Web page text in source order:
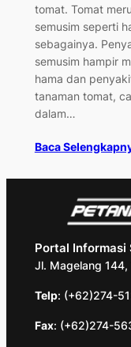
tomat. Tomat
semusim seperti
sebagainya.
semusim hampir
hama dan
tanaman tomat,
dalam…
Baca
Portal Informasi
Jl. Magelang
Telp: (+62)274-
Fax: (+62)274-